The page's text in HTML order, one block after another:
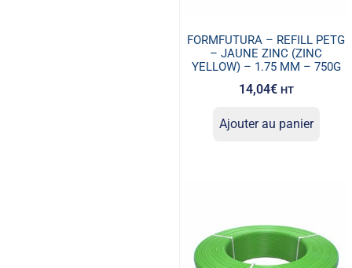
FORMFUTURA – REFILL PETG
– JAUNE ZINC (ZINC
YELLOW) – 1.75 MM – 750G
14,04€ HT
Ajouter au panier